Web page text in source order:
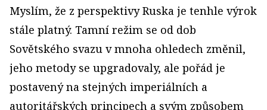
Myslím, že z perspektivy Ruska je tenhle výrok
stále platný. Tamní režim se od dob
Sovětského svazu v mnoha ohledech změnil,
jeho metody se upgradovaly, ale pořád je
postavený na stejných imperiálních a
autoritářských principech a svým způsobem